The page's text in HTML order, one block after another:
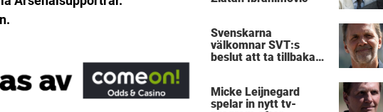
Svenskarna
välkomnar SVT:s
beslut att ta tillbaka
Micke Leijnegard
spelar in nytt tv-